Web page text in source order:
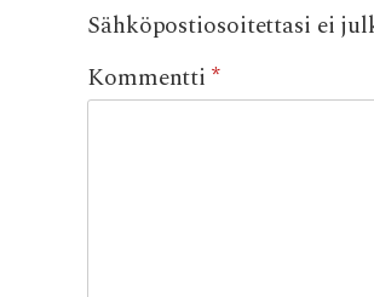
Sähköpostiosoitettasi ei
Kommentti*